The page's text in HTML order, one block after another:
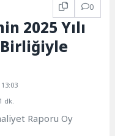
0
2025 Yılı
Birliğiyle
dk.